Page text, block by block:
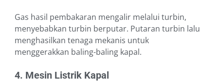
Gas hasil pembakaran mengalir melalui turbin,
menyebabkan turbin berputar. Putaran turbin lalu
menghasilkan tenaga mekanis untuk
menggerakkan baling-baling kapal.
4. Mesin Listrik Kapal